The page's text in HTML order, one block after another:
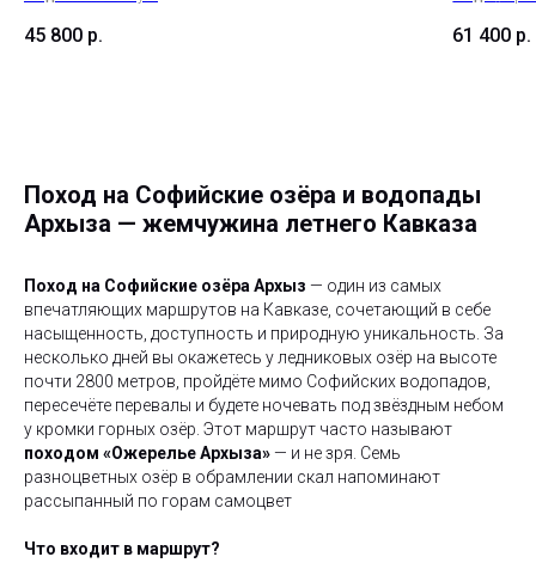
45 800 р. 61 400 р.
Поход на Софийские озёра и водопады
Архыза — жемчужина летнего Кавказа
Поход на Софийские озёра Архыз — один из самых
впечатляющих маршрутов на Кавказе, сочетающий в себе
насыщенность, доступность и природную уникальность. За
несколько дней вы окажетесь у ледниковых озёр на высоте
почти 2800 метров, пройдёте мимо Софийских водопадов,
пересечёте перевалы и будете ночевать под звёздным небом
у кромки горных озёр. Этот маршрут часто называют
походом «Ожерелье Архыза»— и не зря. Семь
разноцветных озёр в обрамлении скал напоминают
рассыпанный по горам самоцвет
Что входит в маршрут?